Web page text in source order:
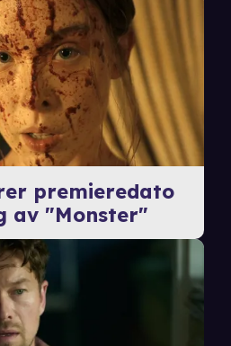
premieredato
av "Monster"